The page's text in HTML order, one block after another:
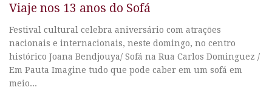
Viaje nos 13 anos do Sofá
Festival cultural celebra aniversário com atrações
nacionais e internacionais, neste domingo, no centro
histórico Joana Bendjouya/ Sofá na Rua Carlos Dominguez /
Em Pauta Imagine tudo que pode caber em um sofá em
meio...